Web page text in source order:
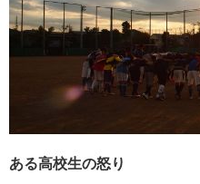
ある高校生の怒り